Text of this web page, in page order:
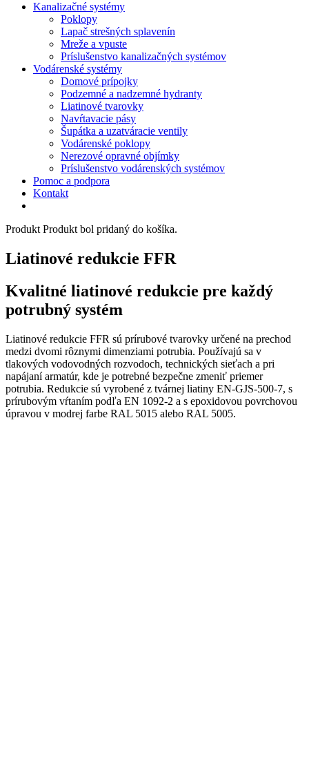
Kanalizačné systémy
Poklopy
Lapač strešných splavenín
Mreže a vpuste
Príslušenstvo kanalizačných systémov
Vodárenské systémy
Domové prípojky
Podzemné a nadzemné hydranty
Liatinové tvarovky
Navŕtavacie pásy
Šupátka a uzatváracie ventily
Vodárenské poklopy
Nerezové opravné objímky
Príslušenstvo vodárenských systémov
Pomoc a podpora
Kontakt
Produkt Produkt bol pridaný do košíka.
Liatinové redukcie FFR
Kvalitné liatinové redukcie pre každý
potrubný systém
Liatinové redukcie FFR sú prírubové tvarovky určené na prechod
medzi dvomi rôznymi dimenziami potrubia. Používajú sa v
tlakových vodovodných rozvodoch, technických sieťach a pri
napájaní armatúr, kde je potrebné bezpečne zmeniť priemer
potrubia. Redukcie sú vyrobené z tvárnej liatiny EN-GJS-500-7, s
prírubovým vŕtaním podľa EN 1092-2 a s epoxidovou povrchovou
úpravou v modrej farbe RAL 5015 alebo RAL 5005.